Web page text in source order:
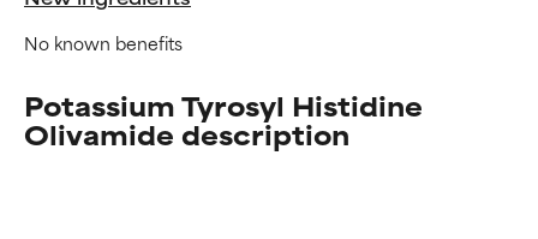
No known benefits
Potassium Tyrosyl Histidine
Olivamide description